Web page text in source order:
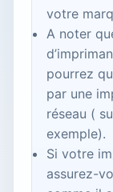
votre
A noter
pourrez
par une
réseau (
exemple).
Si votre
assurez-